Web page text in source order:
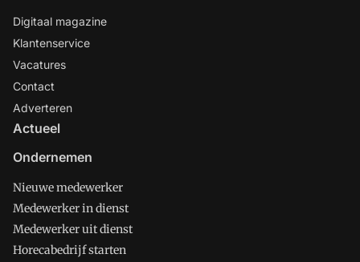
Digitaal magazine
Klantenservice
Vacatures
Contact
Adverteren
Actueel
Ondernemen
Nieuwe medewerker
Medewerker in dienst
Medewerker uit dienst
Horecabedrijf starten